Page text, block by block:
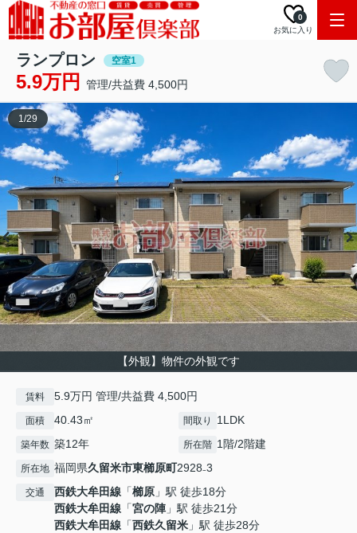
お気に入り
0
ランプロン 空室1
5.9万円 管理/共益費 4,500円
【外観】物件の外観です
1/29
賃料 5.9万円 管理/共益費 4,500円
面積 40.43㎡ 間取り 1LDK
築年数 築12年 所在階 1階/2階建
所在地 福岡県久留米市東櫛原町2928₋3
交通 西鉄大牟田線 「櫛原 」駅 徒歩18分
西鉄大牟田線 「宮の陣」駅 徒歩21分
西鉄大牟田線 「西鉄久留米 」駅 徒歩28分